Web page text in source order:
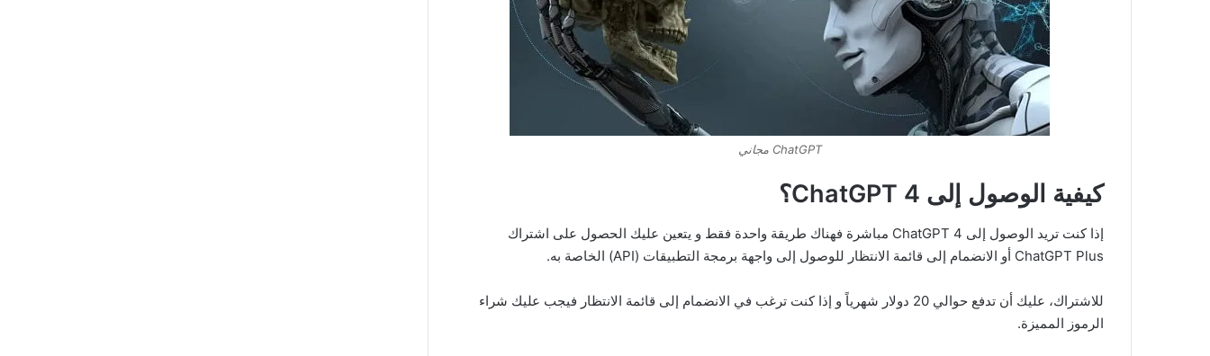
ChatGPT مجاني
كيفية الوصول إلى ChatGPT 4؟
إذا كنت تريد الوصول إلى ChatGPT 4 مباشرة فهناك طريقة واحدة فقط و يتعين عليك الحصول على اشتراك
ChatGPT Plus أو الانضمام إلى قائمة الانتظار للوصول إلى واجهة برمجة التطبيقات (API) الخاصة به.
للاشتراك، عليك أن تدفع حوالي 20 دولار شهرياً و إذا كنت ترغب في الانضمام إلى قائمة الانتظار فيجب عليك شراء
الرموز المميزة.